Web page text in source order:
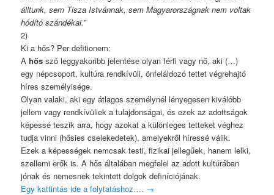
álltunk, sem Tisza Istvánnak, sem Magyarországnak nem voltak
hódító szándékai.”
2)
Ki a hős? Per defitionem:
Ahős szó leggyakoribb jelentése olyan férfi vagy nő, aki (…)
egy népcsoport, kultúra rendkívüli, önfeláldozó tettet végrehajtó
híres személyisége.
Olyan valaki, aki egy átlagos személynél lényegesen kiválóbb
jellem vagy rendkívüliek a tulajdonságai, és ezek az adottságok
képessé teszik arra, hogy azokat a különleges tetteket véghez
tudja vinni (hősies cselekedetek), amelyekről híressé válik.
Ezek a képességek nemcsak testi, fizikai jellegűek, hanem lelki,
szellemi erők is. A hős általában megfelel az adott kultúrában
jónak és nemesnek tekintett dolgok definíciójának.
Egy kattintás ide a folytatáshoz…. →